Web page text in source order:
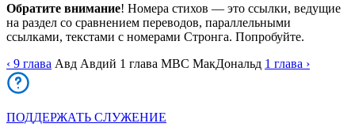
Обратите внимание! Номера стихов — это ссылки, ведущие
на раздел со сравнением переводов, параллельными
ссылками, текстами с номерами Стронга. Попробуйте.
‹ 9 глава Авд Авдий 1 глава MBC МакДональд 1 глава ›
ПОДДЕРЖАТЬ СЛУЖЕНИЕ